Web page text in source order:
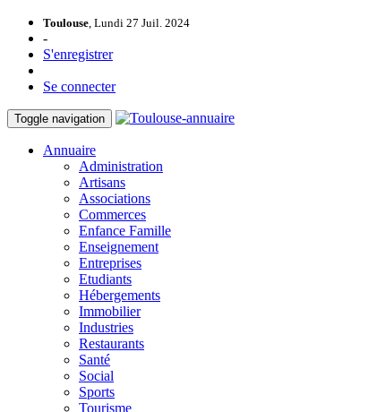
Toulouse, Lundi 27 Juil. 2024
-
S'enregistrer
Se connecter
Toggle navigation
Annuaire
Administration
Artisans
Associations
Commerces
Enfance Famille
Enseignement
Entreprises
Etudiants
Hébergements
Immobilier
Industries
Restaurants
Santé
Social
Sports
Tourisme